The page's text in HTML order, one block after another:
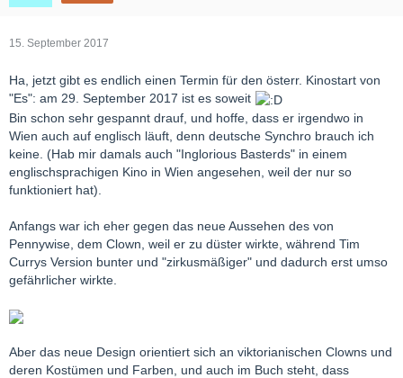
15. September 2017
Ha, jetzt gibt es endlich einen Termin für den österr. Kinostart von
"Es": am 29. September 2017 ist es soweit
Bin schon sehr gespannt drauf, und hoffe, dass er irgendwo in
Wien auch auf englisch läuft, denn deutsche Synchro brauch ich
keine. (Hab mir damals auch "Inglorious Basterds" in einem
englischsprachigen Kino in Wien angesehen, weil der nur so
funktioniert hat).
Anfangs war ich eher gegen das neue Aussehen des von
Pennywise, dem Clown, weil er zu düster wirkte, während Tim
Currys Version bunter und "zirkusmäßiger" und dadurch erst umso
gefährlicher wirkte.
Aber das neue Design orientiert sich an viktorianischen Clowns und
deren Kostümen und Farben, und auch im Buch steht, dass